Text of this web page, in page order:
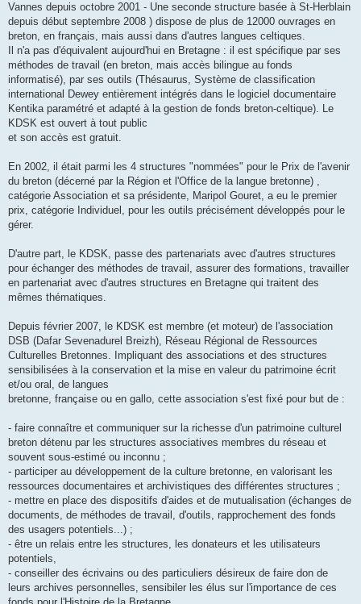
Vannes depuis octobre 2001 - Une seconde structure basée à St-Herblain
depuis début septembre 2008 ) dispose de plus de 12000 ouvrages en
breton, en français, mais aussi dans d'autres langues celtiques.
Il n'a pas d'équivalent aujourd'hui en Bretagne : il est spécifique par ses
méthodes de travail (en breton, mais accès bilingue au fonds
informatisé), par ses outils (Thésaurus, Système de classification
international Dewey entièrement intégrés dans le logiciel documentaire
Kentika paramétré et adapté à la gestion de fonds breton-celtique). Le
KDSK est ouvert à tout public
et son accès est gratuit.
En 2002, il était parmi les 4 structures "nommées" pour le Prix de l'avenir
du breton (décerné par la Région et l'Office de la langue bretonne) ,
catégorie Association et sa présidente, Maripol Gouret, a eu le premier
prix, catégorie Individuel, pour les outils précisément développés pour le
gérer.
D'autre part, le KDSK, passe des partenariats avec d'autres structures
pour échanger des méthodes de travail, assurer des formations, travailler
en partenariat avec d'autres structures en Bretagne qui traitent des
mêmes thématiques.
Depuis février 2007, le KDSK est membre (et moteur) de l'association
DSB (Dafar Sevenadurel Breizh), Réseau Régional de Ressources
Culturelles Bretonnes. Impliquant des associations et des structures
sensibilisées à la conservation et la mise en valeur du patrimoine écrit
et/ou oral, de langues
bretonne, française ou en gallo, cette association s'est fixé pour but de :
- faire connaître et communiquer sur la richesse d'un patrimoine culturel
breton détenu par les structures associatives membres du réseau et
souvent sous-estimé ou inconnu ;
- participer au développement de la culture bretonne, en valorisant les
ressources documentaires et archivistiques des différentes structures ;
- mettre en place des dispositifs d'aides et de mutualisation (échanges de
documents, de méthodes de travail, d'outils, rapprochement des fonds
des usagers potentiels...) ;
- être un relais entre les structures, les donateurs et les utilisateurs
potentiels,
- conseiller des écrivains ou des particuliers désireux de faire don de
leurs archives personnelles, sensibiler les élus sur l'importance de ces